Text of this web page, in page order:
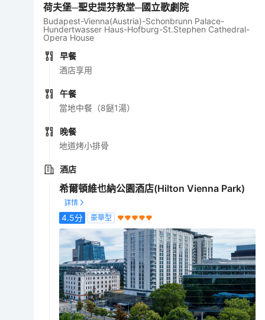
荷夫堡─聖史提芬教堂─國立歌劇院
Budapest-Vienna(Austria)-Schonbrunn Palace-
Hundertwasser Haus-Hofburg-St.Stephen Cathedral-
Opera House
早餐
酒店享用
午餐
當地中餐（8餸1湯）
晚餐
地道烤小排骨
酒店
希爾頓維也納公園酒店(Hilton Vienna Park)
4.5分 豪華型